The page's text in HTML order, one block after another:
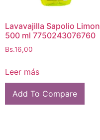
Lavavajilla Sapolio Limon
500 ml 7750243076760
Bs.16,00
Leer más
Add To Compare